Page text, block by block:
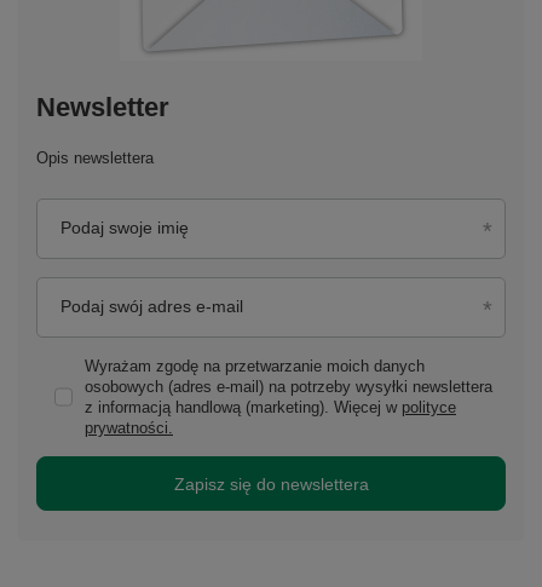
Newsletter
Opis newslettera
Podaj swoje imię
Podaj swój adres e-mail
Wyrażam zgodę na przetwarzanie moich danych
osobowych (adres e-mail) na potrzeby wysyłki newslettera
z informacją handlową (marketing). Więcej w polityce
prywatności.
Zapisz się do newslettera